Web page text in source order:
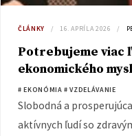
ČLÁNKY 16. APRÍLA 2026
Potrebujeme viac
ekonomického
# EKONÓMIA # VZDELÁVANIE
Slobodná a
aktívnych ľudí so